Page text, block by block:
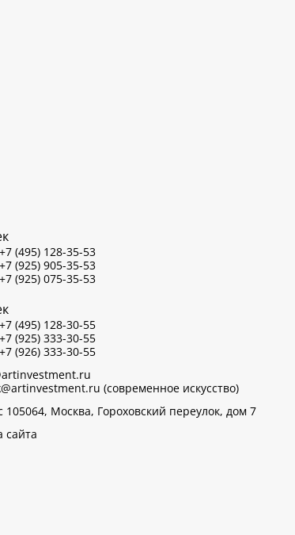
(495) 128-35-53
(925) 905-35-53
(925) 075-35-53
(495) 128-30-55
(925) 333-30-55
(926) 333-30-55
(современное искусство)
105064, Москва, Гороховский переулок, дом 7
сайта